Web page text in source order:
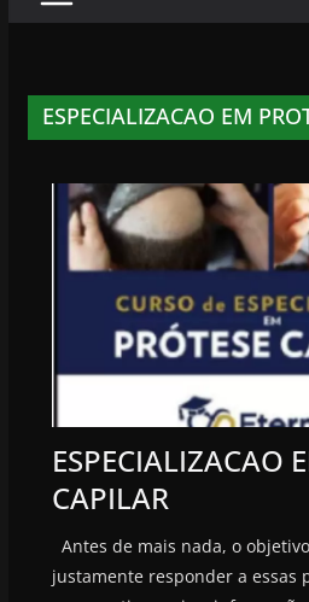
ESPECIALIZACAO EM
ESPECIALIZACAO
CAPILAR
Antes de mais nada, o
justamente responder a essas